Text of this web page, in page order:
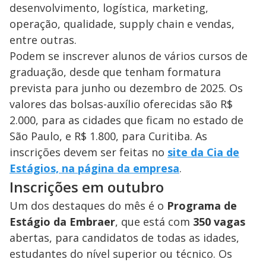
desenvolvimento, logística, marketing,
operação, qualidade, supply chain e vendas,
entre outras.
Podem se inscrever alunos de vários cursos de
graduação, desde que tenham formatura
prevista para junho ou dezembro de 2025. Os
valores das bolsas-auxílio oferecidas são R$
2.000, para as cidades que ficam no estado de
São Paulo, e R$ 1.800, para Curitiba. As
inscrições devem ser feitas no site da Cia de
Estágios, na página da empresa.
Inscrições em outubro
Um dos destaques do mês é o Programa de
Estágio da Embraer, que está com 350 vagas
abertas, para candidatos de todas as idades,
estudantes do nível superior ou técnico. Os